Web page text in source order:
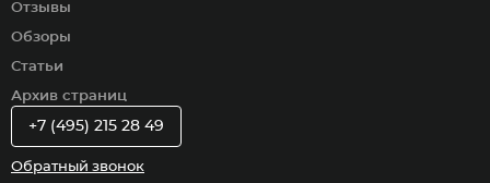
Отзывы
Обзоры
Статьи
Архив страниц
+7 (495) 215 28 49
Обратный звонок